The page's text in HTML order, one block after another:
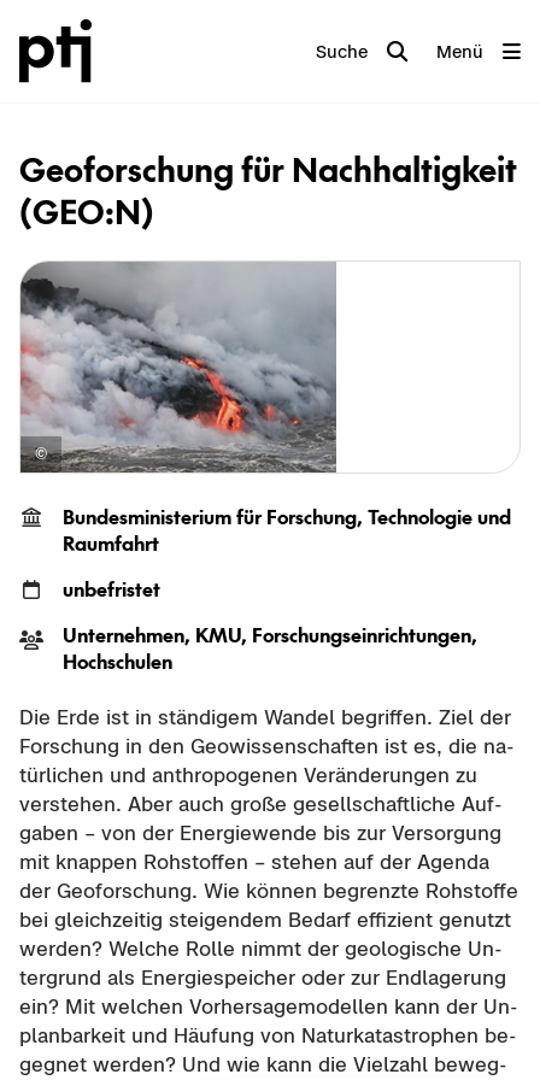
Suche Menü
Geo­for­schung für Nach­hal­tig­keit
(GEO:N)
Bun­des­mi­nis­te­ri­um für For­schung, Tech­no­lo­gie und
Raum­fahrt
un­be­fris­tet
Un­ter­neh­men, KMU, For­schungs­ein­rich­tun­gen,
Hoch­schu­len
Die Erde ist in stän­di­gem Wan­del be­grif­fen. Ziel der
For­schung in den Geo­wis­sen­schaf­ten ist es, die na­
tür­li­chen und an­thro­po­ge­nen Ver­än­de­run­gen zu
ver­ste­hen. Aber auch große ge­sell­schaft­li­che Auf­
ga­ben – von der En­er­gie­wen­de bis zur Ver­sor­gung
mit knap­pen Roh­stof­fen – ste­hen auf der Agen­da
der Geo­for­schung. Wie kön­nen be­grenz­te Roh­stof­fe
bei gleich­zei­tig stei­gen­dem Be­darf ef­fi­zi­ent ge­nutzt
wer­den? Wel­che Rolle nimmt der geo­lo­gi­sche Un­
ter­grund als En­er­gie­spei­cher oder zur End­la­ge­rung
ein? Mit wel­chen Vor­her­sa­ge­mo­del­len kann der Un­
plan­bar­keit und Häu­fung von Na­tur­ka­ta­stro­phen be­
geg­net wer­den? Und wie kann die Viel­zahl be­weg­